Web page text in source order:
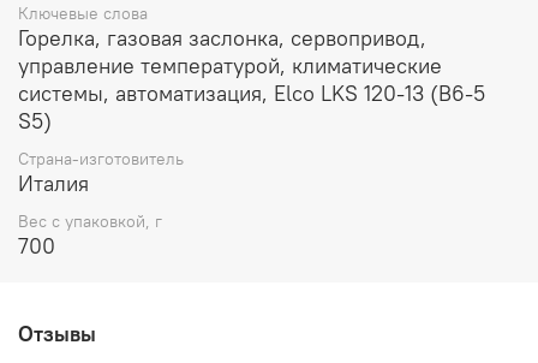
Ключевые слова
Горелка, газовая заслонка, сервопривод,
управление температурой, климатические
системы, автоматизация, Elco LKS 120-13 (B6-5
S5)
Страна-изготовитель
Италия
Вес с упаковкой, г
700
Отзывы